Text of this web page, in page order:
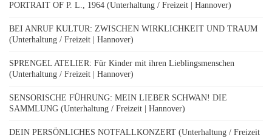
PORTRAIT OF P. L., 1964 (Unterhaltung / Freizeit | Hannover)
BEI ANRUF KULTUR: ZWISCHEN WIRKLICHKEIT UND TRAUM
(Unterhaltung / Freizeit | Hannover)
SPRENGEL ATELIER: Für Kinder mit ihren Lieblingsmenschen
(Unterhaltung / Freizeit | Hannover)
SENSORISCHE FÜHRUNG: MEIN LIEBER SCHWAN! DIE
SAMMLUNG (Unterhaltung / Freizeit | Hannover)
DEIN PERSÖNLICHES NOTFALLKONZERT (Unterhaltung / Freizeit